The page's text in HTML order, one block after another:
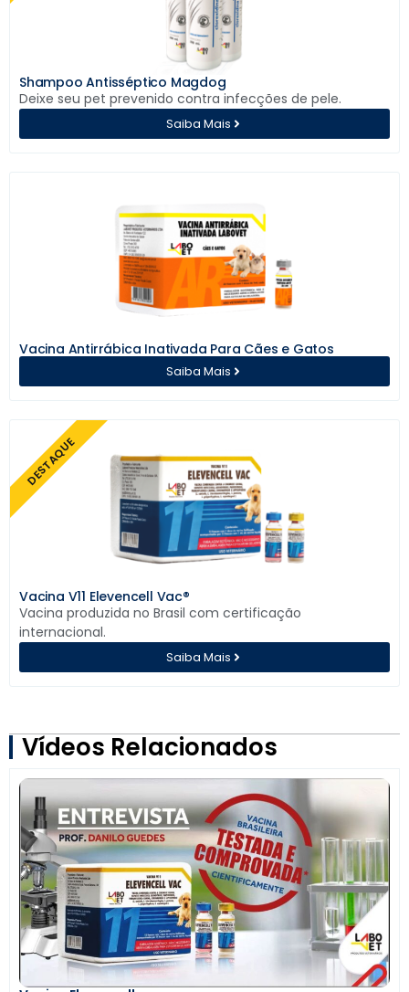
Saiba Mais
Shampoo Antisséptico Magdog
Deixe seu pet prevenido contra infecções de pele.
Saiba Mais
Vacina Antirrábica Inativada Para Cães e Gatos
DESTAQUE
Saiba Mais
Vacina V11 Elevencell Vac®
Vacina produzida no Brasil com certificação
internacional.
Vídeos Relacionados